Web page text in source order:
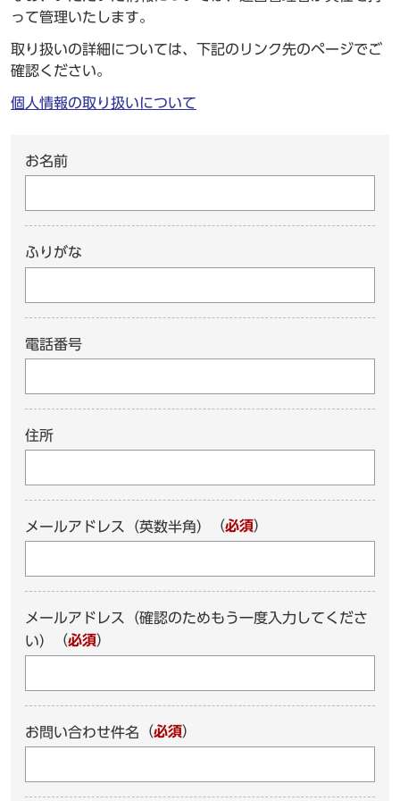
って管理いたします。
取り扱いの詳細については、下記のリンク先のページでご
確認ください。
個人情報の取り扱いについて
お名前
ふりがな
電話番号
住所
メールアドレス（英数半角） （必須）
メールアドレス（確認のためもう一度入力してくださ
い）
（必須）
お問い合わせ件名 （必須）